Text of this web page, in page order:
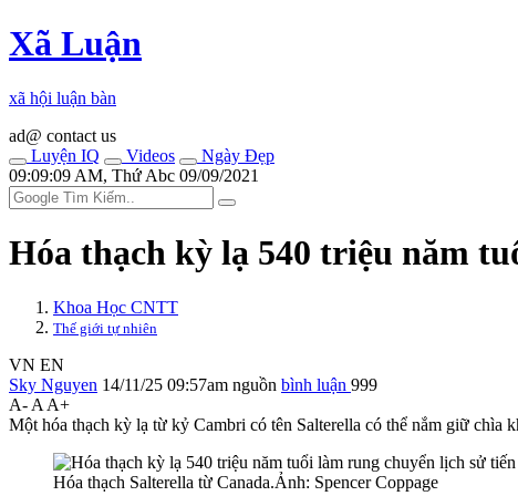
Xã Luận
xã hội luận bàn
ad@ contact us
Luyện IQ
Videos
Ngày Đẹp
09:09:09 AM, Thứ Abc 09/09/2021
Hóa thạch kỳ lạ 540 triệu năm
Khoa Học CNTT
Thế giới tự nhiên
VN EN
Sky Nguyen 14/11/25 09:57am nguồn bình luận 999
A- A A+
Một hóa thạch kỳ lạ từ kỷ Cambri có tên Salterella có thể nắm giữ chìa
Hóa thạch Salterella từ Canada.Ảnh: Spencer Coppage